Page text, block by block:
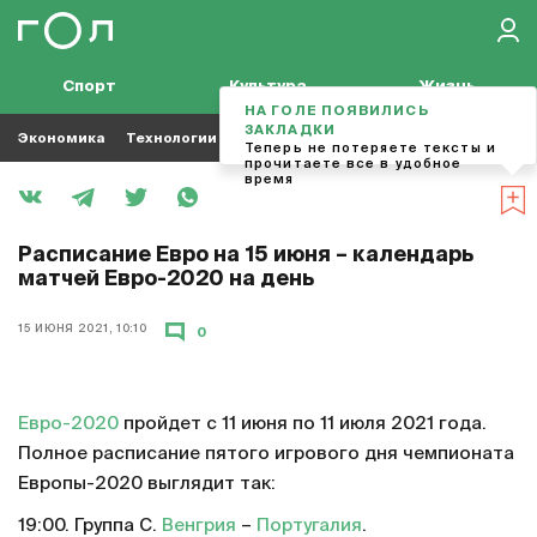
Спорт Культура Жизнь
Экономика Технологии Кино Футбол
Расписание Евро на 15 июня – календарь
матчей Евро-2020 на день
15 ИЮНЯ 2021, 10:10 0
Евро-2020 пройдет с 11 июня по 11 июля 2021 года.
Полное расписание пятого игрового дня чемпионата
Европы-2020 выглядит так:
19:00. Группа С. Венгрия – Португалия.
НА ГОЛЕ ПОЯВИЛИСЬ
ЗАКЛАДКИ
Теперь не потеряете тексты и
прочитаете все в удобное
время